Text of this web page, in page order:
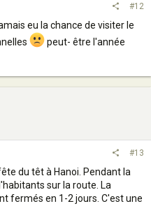
#12
eu la chance de visiter le
peut- être l'année
#13
du têt à Hanoi. Pendant la
sur la route. La
fermés en 1-2 jours. C'est une